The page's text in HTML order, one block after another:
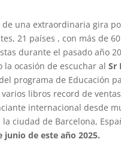
de una extraordinaria gira
21 países , con más de
durante el pasado año
la ocasión de escuchar al Sr
programa de Educación
libros record de
internacional desde
ciudad de Barcelona,
junio de este año 2025.